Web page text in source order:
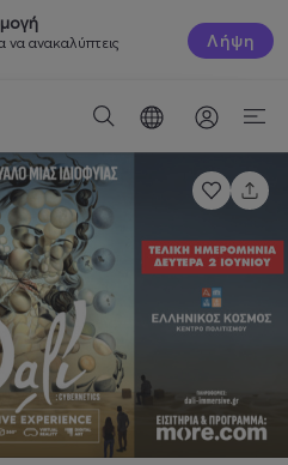
να ανακαλύπτεις
Λήψη